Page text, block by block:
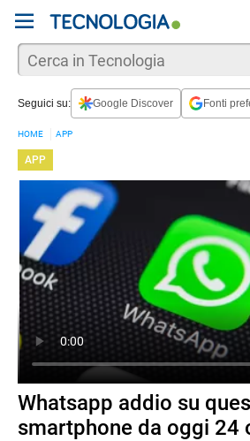
Seguici su: Google Discover Fonti
HOME APP
APP
Whatsapp addio su
smartphone da oggi 24